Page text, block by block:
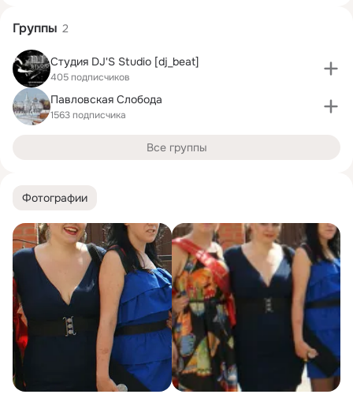
Фотографии
Группы 2
Студия DJ'S Studio [dj_beat]
405 подписчиков
Павловская Слобода
1563 подписчика
Все группы